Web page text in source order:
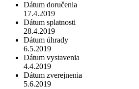
Dátum doručenia
17.4.2019
Dátum splatnosti
28.4.2019
Dátum úhrady
6.5.2019
Dátum vystavenia
4.4.2019
Dátum zverejnenia
5.6.2019